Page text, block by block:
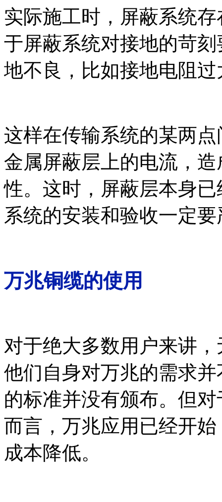
实际施工时，屏蔽系统
于屏蔽系统对接地的苛
地不良，比如接地电阻
这样在传输系统的某两
金属屏蔽层上的电流，
性。这时，屏蔽层本身
系统的安装和验收一定
万兆铜缆的使用
对于绝大多数用户来讲
他们自身对万兆的需求
的标准并没有颁布。但
而言，万兆应用已经开
成本降低。